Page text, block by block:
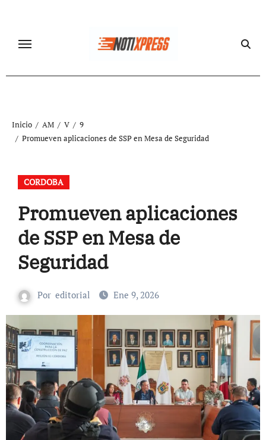
contenido
Inicio AM V
9
Promueven aplicaciones de SSP en Mesa de Seguridad
CORDOBA
Promueven aplicaciones
de SSP en Mesa de
Seguridad
Por editorial Ene 9, 2026